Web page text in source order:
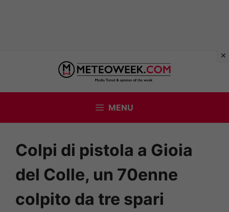
contenuto
MENU
Colpi di pistola a Gioia
del Colle, un 70enne
colpito da tre spari